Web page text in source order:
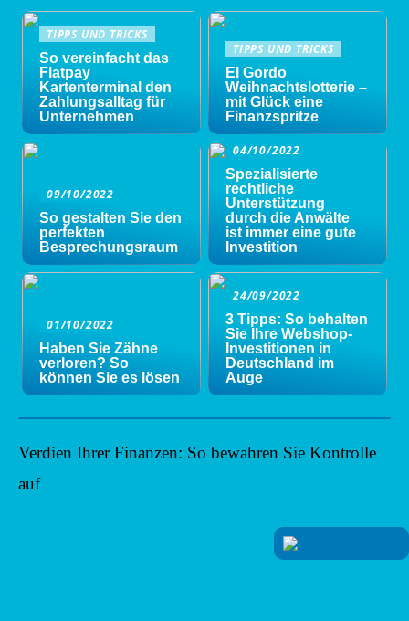
TIPPS UND TRICKS
So vereinfacht das
Flatpay
Kartenterminal den
Zahlungsalltag für
Unternehmen
TIPPS UND TRICKS
El Gordo
Weihnachtslotterie –
mit Glück eine
Finanzspritze
09/10/2022
So gestalten Sie den
perfekten
Besprechungsraum
04/10/2022
Spezialisierte
rechtliche
Unterstützung
durch die Anwälte
ist immer eine gute
Investition
01/10/2022
Haben Sie Zähne
verloren? So
können Sie es lösen
24/09/2022
3 Tipps: So behalten
Sie Ihre Webshop-
Investitionen in
Deutschland im
Auge
Verdien Ihrer Finanzen: So bewahren Sie Kontrolle
auf